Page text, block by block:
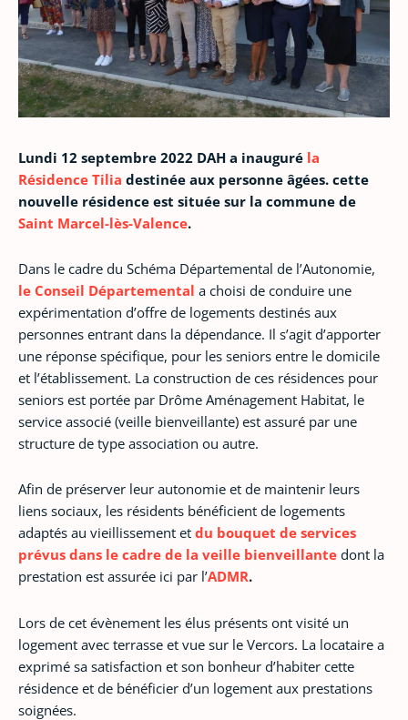
Lundi 12 septembre 2022 DAH a inauguré la
Résidence Tilia destinée aux personne âgées. cette
nouvelle résidence est située sur la commune de
Saint Marcel-lès-Valence.
Dans le cadre du Schéma Départemental de l’Autonomie,
le Conseil Départemental a choisi de conduire une
expérimentation d’offre de logements destinés aux
personnes entrant dans la dépendance. Il s’agit d’apporter
une réponse spécifique, pour les seniors entre le domicile
et l’établissement. La construction de ces résidences pour
seniors est portée par Drôme Aménagement Habitat, le
service associé (veille bienveillante) est assuré par une
structure de type association ou autre.
Afin de préserver leur autonomie et de maintenir leurs
liens sociaux, les résidents bénéficient de logements
adaptés au vieillissement et du bouquet de services
prévus dans le cadre de la veille bienveillante dont la
prestation est assurée ici par l’ADMR.
Lors de cet évènement les élus présents ont visité un
logement avec terrasse et vue sur le Vercors. La locataire a
exprimé sa satisfaction et son bonheur d’habiter cette
résidence et de bénéficier d’un logement aux prestations
soignées.